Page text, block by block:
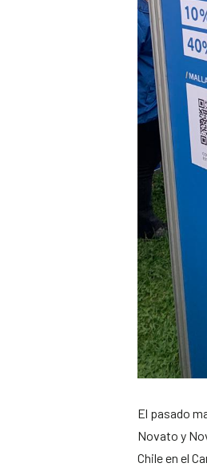
El pasado
Novato y
Chile en el